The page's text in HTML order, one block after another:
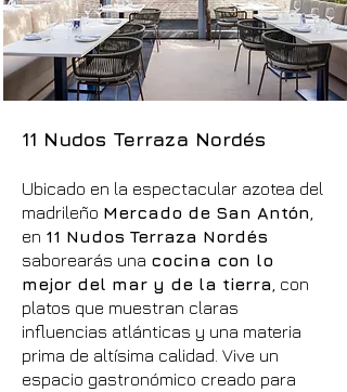
11 Nudos Terraza Nordés
Ubicado en la espectacular azotea del
madrileño Mercado de San Antón
en 11 Nudos Terraza Nordés
saborearás una cocina con lo
mejor del mar y de la tierra , con
platos que muestran claras
influencias atlánticas y una materia
prima de altísima calidad. Vive un
espacio gastronómico creado para